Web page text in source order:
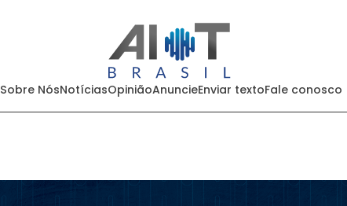
Sobre NósNotíciasOpiniãoAnuncieEnviar textoFale conosco